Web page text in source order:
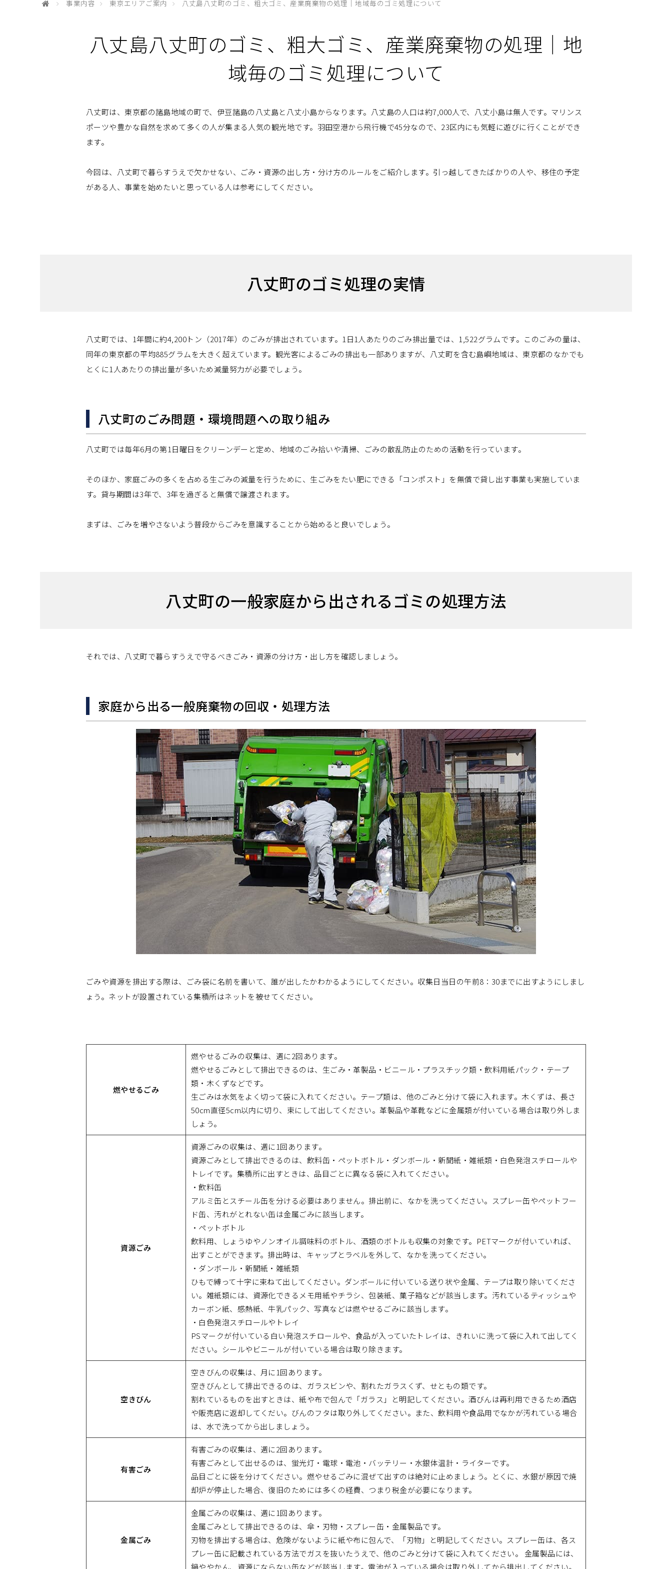
事業内容 東京エリアご案内 八丈島八丈町のゴミ、粗大ゴミ、産業廃棄物の処理｜地域毎のゴミ処理について
八丈島八丈町のゴミ、粗大ゴミ、産業廃棄物の処理｜地
域毎のゴミ処理について
八丈町は、東京都の諸島地域の町で、伊豆諸島の八丈島と八丈小島からなります。八丈島の人口は約7,000人で、八丈小島は無人です。マリンス
ポーツや豊かな自然を求めて多くの人が集まる人気の観光地です。羽田空港から飛行機で45分なので、23区内にも気軽に遊びに行くことができ
ます。
今回は、八丈町で暮らすうえで欠かせない、ごみ・資源の出し方・分け方のルールをご紹介します。引っ越してきたばかりの人や、移住の予定
がある人、事業を始めたいと思っている人は参考にしてください。
八丈町のゴミ処理の実情
八丈町では、1年間に約4,200トン（2017年）のごみが排出されています。1日1人あたりのごみ排出量では、1,522グラムです。このごみの量は、
同年の東京都の平均885グラムを大きく超えています。観光客によるごみの排出も一部ありますが、八丈町を含む島嶼地域は、東京都のなかでも
とくに1人あたりの排出量が多いため減量努力が必要でしょう。
八丈町のごみ問題・環境問題への取り組み
八丈町では毎年6月の第1日曜日をクリーンデーと定め、地域のごみ拾いや清掃、ごみの散乱防止のための活動を行っています。
そのほか、家庭ごみの多くを占める生ごみの減量を行うために、生ごみをたい肥にできる「コンポスト」を無償で貸し出す事業も実施していま
す。貸与期間は3年で、3年を過ぎると無償で譲渡されます。
まずは、ごみを増やさないよう普段からごみを意識することから始めると良いでしょう。
八丈町の一般家庭から出されるゴミの処理方法
それでは、八丈町で暮らすうえで守るべきごみ・資源の分け方・出し方を確認しましょう。
家庭から出る一般廃棄物の回収・処理方法
ごみや資源を排出する際は、ごみ袋に名前を書いて、誰が出したかわかるようにしてください。収集日当日の午前8：30までに出すようにしまし
ょう。ネットが設置されている集積所はネットを被せてください。
燃やせるごみ
燃やせるごみの収集は、週に2回あります。
燃やせるごみとして排出できるのは、生ごみ・革製品・ビニール・プラスチック類・飲料用紙パック・テープ
類・木くずなどです。
生ごみは水気をよく切って袋に入れてください。テープ類は、他のごみと分けて袋に入れます。木くずは、長さ
50cm直径5cm以内に切り、束にして出してください。革製品や革靴などに金属類が付いている場合は取り外しま
しょう。
資源ごみ
資源ごみの収集は、週に1回あります。
資源ごみとして排出できるのは、飲料缶・ペットボトル・ダンボール・新聞紙・雑紙類・白色発泡スチロールや
トレイです。集積所に出すときは、品目ごとに異なる袋に入れてください。
・飲料缶
アルミ缶とスチール缶を分ける必要はありません。排出前に、なかを洗ってください。スプレー缶やペットフー
ド缶、汚れがとれない缶は金属ごみに該当します。
・ペットボトル
飲料用、しょうゆやノンオイル調味料のボトル、酒類のボトルも収集の対象です。PETマークが付いていれば、
出すことができます。排出時は、キャップとラベルを外して、なかを洗ってください。
・ダンボール・新聞紙・雑紙類
ひもで縛って十字に束ねて出してください。ダンボールに付いている送り状や金属、テープは取り除いてくださ
い。雑紙類には、資源化できるメモ用紙やチラシ、包装紙、菓子箱などが該当します。汚れているティッシュや
カーボン紙、感熱紙、牛乳パック、写真などは燃やせるごみに該当します。
・白色発泡スチロールやトレイ
PSマークが付いている白い発泡スチロールや、食品が入っていたトレイは、きれいに洗って袋に入れて出してく
ださい。シールやビニールが付いている場合は取り除きます。
空きびん
空きびんの収集は、月に1回あります。
空きびんとして排出できるのは、ガラスビンや、割れたガラスくず、せともの類です。
割れているものを出すときは、紙や布で包んで「ガラス」と明記してください。酒びんは再利用できるため酒店
や販売店に返却してくだい。びんのフタは取り外してください。また、飲料用や食品用でなかが汚れている場合
は、水で洗ってから出しましょう。
有害ごみ
有害ごみの収集は、週に2回あります。
有害ごみとして出せるのは、蛍光灯・電球・電池・バッテリー・水銀体温計・ライターです。
品目ごとに袋を分けてください。燃やせるごみに混ぜて出すのは絶対に止めましょう。とくに、水銀が原因で焼
却炉が停止した場合、復旧のためには多くの経費、つまり税金が必要になります。
金属ごみ
金属ごみの収集は、週に1回あります。
金属ごみとして排出できるのは、傘・刃物・スプレー缶・金属製品です。
刃物を排出する場合は、危険がないように紙や布に包んで、「刃物」と明記してください。スプレー缶は、各ス
プレー缶に記載されている方法でガスを抜いたうえで、他のごみと分けて袋に入れてください。 金属製品には、
鍋ややかん、資源にならない缶などが該当します。電池が入っている場合は取り外してから排出してください。